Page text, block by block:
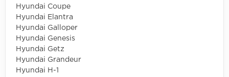
Hyundai Coupe
Hyundai Elantra
Hyundai Galloper
Hyundai Genesis
Hyundai Getz
Hyundai Grandeur
Hyundai H-1